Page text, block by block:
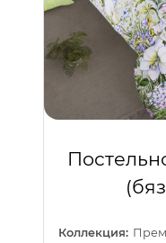
Коллекция: